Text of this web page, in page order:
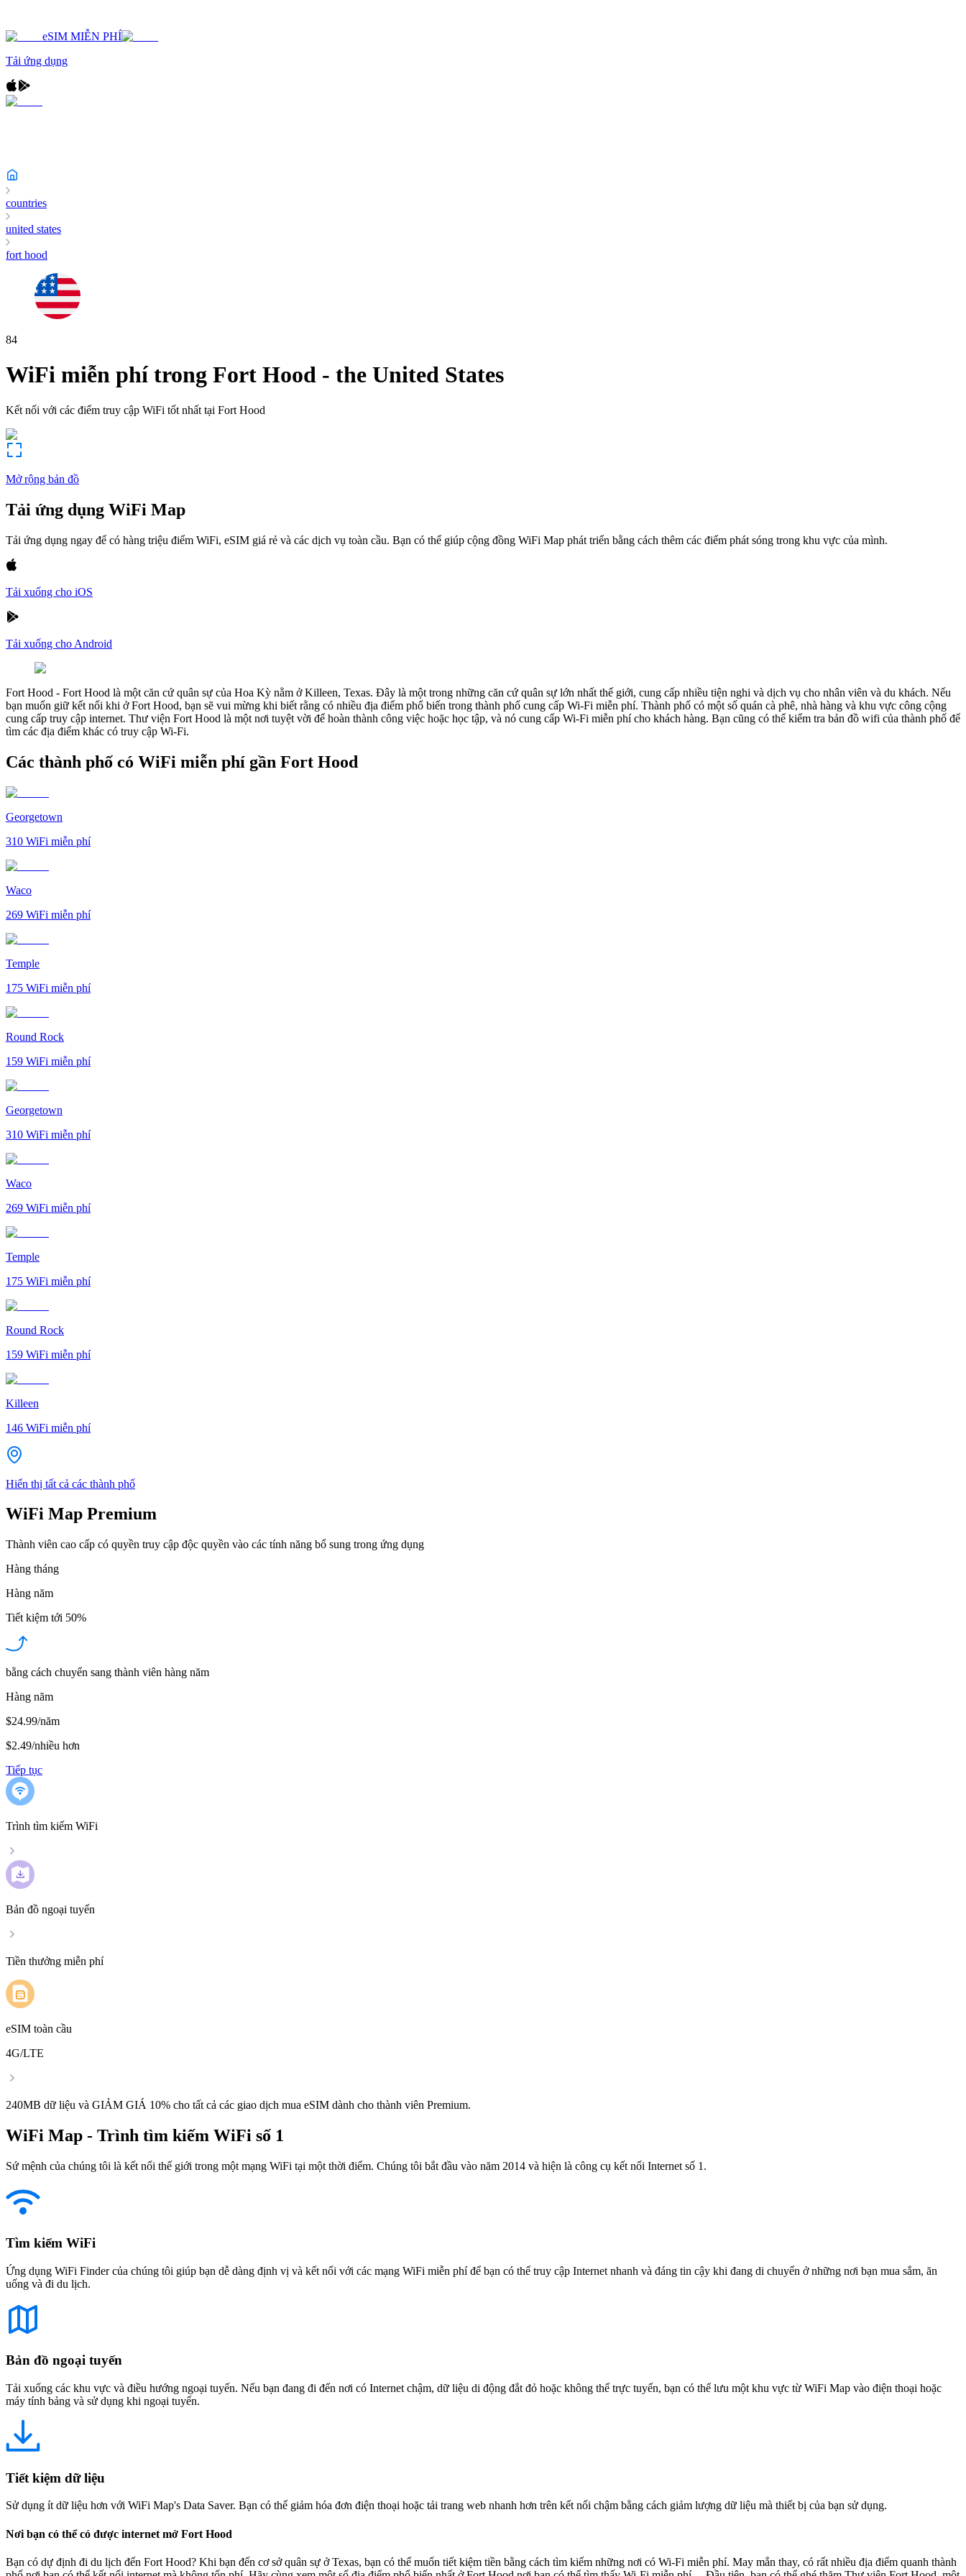
eSIM MIỄN PHÍ
Tải ứng dụng
countries
united states
fort hood
84
WiFi miễn phí trong Fort Hood - the United States
Kết nối với các điểm truy cập WiFi tốt nhất tại Fort Hood
Mở rộng bản đồ
Tải ứng dụng WiFi Map
Tải ứng dụng ngay để có hàng triệu điểm WiFi, eSIM giá rẻ và các dịch vụ toàn cầu. Bạn có thể giúp cộng đồng WiFi Map phát triển bằng cách thêm các điểm phát sóng trong khu vực của mình.
Tải xuống cho iOS
Tải xuống cho Android
Fort Hood - Fort Hood là một căn cứ quân sự của Hoa Kỳ nằm ở Killeen, Texas. Đây là một trong những căn cứ quân sự lớn nhất thế giới, cung cấp nhiều tiện nghi và dịch vụ cho nhân viên và du khách. Nếu
bạn muốn giữ kết nối khi ở Fort Hood, bạn sẽ vui mừng khi biết rằng có nhiều địa điểm phổ biến trong thành phố cung cấp Wi-Fi miễn phí. Thành phố có một số quán cà phê, nhà hàng và khu vực công cộng
cung cấp truy cập internet. Thư viện Fort Hood là một nơi tuyệt vời để hoàn thành công việc hoặc học tập, và nó cung cấp Wi-Fi miễn phí cho khách hàng. Bạn cũng có thể kiểm tra bản đồ wifi của thành phố để
tìm các địa điểm khác có truy cập Wi-Fi.
Các thành phố có WiFi miễn phí gần Fort Hood
Georgetown
310 WiFi miễn phí
Waco
269 WiFi miễn phí
Temple
175 WiFi miễn phí
Round Rock
159 WiFi miễn phí
Georgetown
310 WiFi miễn phí
Waco
269 WiFi miễn phí
Temple
175 WiFi miễn phí
Round Rock
159 WiFi miễn phí
Killeen
146 WiFi miễn phí
Hiển thị tất cả các thành phố
WiFi Map Premium
Thành viên cao cấp có quyền truy cập độc quyền vào các tính năng bổ sung trong ứng dụng
Hàng tháng
Hàng năm
Tiết kiệm tới 50%
bằng cách chuyển sang thành viên hàng năm
Hàng năm
$24.99/năm
$2.49/nhiều hơn
Tiếp tục
Trình tìm kiếm WiFi
Bản đồ ngoại tuyến
Tiền thưởng miễn phí
eSIM toàn cầu
4G/LTE
240MB dữ liệu và GIẢM GIÁ 10% cho tất cả các giao dịch mua eSIM dành cho thành viên Premium.
WiFi Map - Trình tìm kiếm WiFi số 1
Sứ mệnh của chúng tôi là kết nối thế giới trong một mạng WiFi tại một thời điểm. Chúng tôi bắt đầu vào năm 2014 và hiện là công cụ kết nối Internet số 1.
Tìm kiếm WiFi
Ứng dụng WiFi Finder của chúng tôi giúp bạn dễ dàng định vị và kết nối với các mạng WiFi miễn phí để bạn có thể truy cập Internet nhanh và đáng tin cậy khi đang di chuyển ở những nơi bạn mua sắm, ăn
uống và đi du lịch.
Bản đồ ngoại tuyến
Tải xuống các khu vực và điều hướng ngoại tuyến. Nếu bạn đang đi đến nơi có Internet chậm, dữ liệu di động đắt đỏ hoặc không thể trực tuyến, bạn có thể lưu một khu vực từ WiFi Map vào điện thoại hoặc
máy tính bảng và sử dụng khi ngoại tuyến.
Tiết kiệm dữ liệu
Sử dụng ít dữ liệu hơn với WiFi Map's Data Saver. Bạn có thể giảm hóa đơn điện thoại hoặc tải trang web nhanh hơn trên kết nối chậm bằng cách giảm lượng dữ liệu mà thiết bị của bạn sử dụng.
Nơi bạn có thể có được internet mở Fort Hood
Bạn có dự định đi du lịch đến Fort Hood? Khi bạn đến cơ sở quân sự ở Texas, bạn có thể muốn tiết kiệm tiền bằng cách tìm kiếm những nơi có Wi-Fi miễn phí. May mắn thay, có rất nhiều địa điểm quanh thành